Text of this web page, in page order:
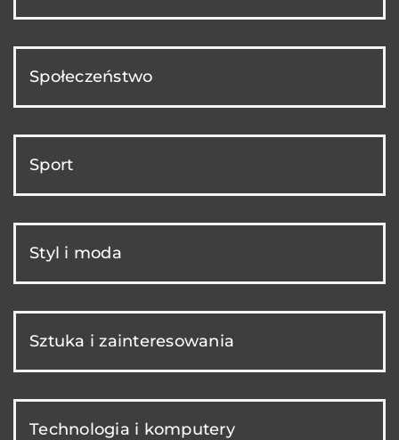
Społeczeństwo
Sport
Styl i moda
Sztuka i zainteresowania
Technologia i komputery